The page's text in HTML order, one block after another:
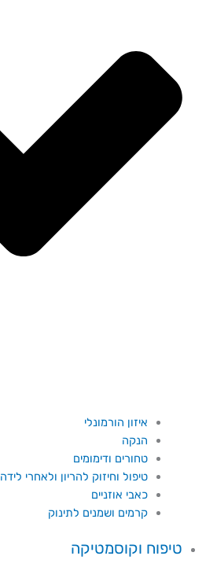
איזון הורמונלי
הנקה
טחורים ודימומים
טיפול וחיזוק להריון ולאחרי לידה
כאבי אוזניים
קרמים ושמנים לתינוק
טיפוח וקוסמטיקה